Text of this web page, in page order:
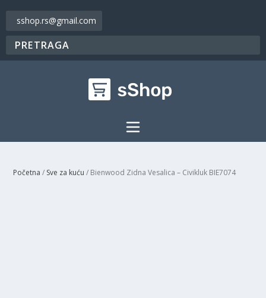
sshop.rs@gmail.com
Početna / Sve za kuću / Bienwood Zidna Vesalica – Civikluk BIE7074